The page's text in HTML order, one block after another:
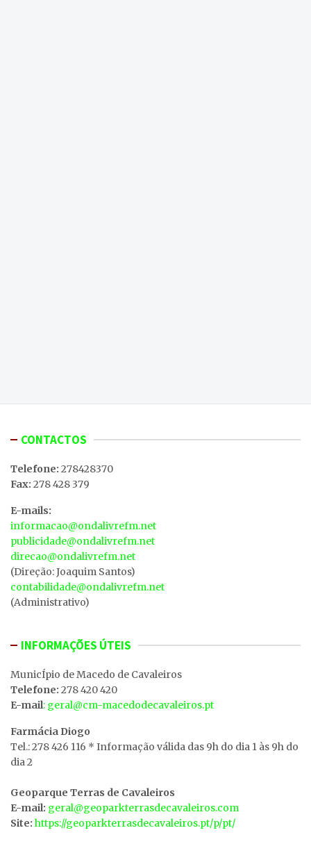
CONTACTOS
Telefone: 278428370
Fax: 278 428 379
E-mails:
informacao@ondalivrefm.net
publicidade@ondalivrefm.net
direcao@ondalivrefm.net
(Direção: Joaquim Santos)
contabilidade@ondalivrefm.net
(Administrativo)
INFORMAÇÕES ÚTEIS
MunicÍpio de Macedo de Cavaleiros
Telefone: 278 420 420
E-mail: geral@cm-macedodecavaleiros.pt
Farmácia Diogo
Tel.: 278 426 116 * Informação válida das 9h do dia 1 às 9h do
dia 2
Geoparque Terras de Cavaleiros
E-mail: geral@geoparkterrasdecavaleiros.com
Site: https://geoparkterrasdecavaleiros.pt/p/pt/